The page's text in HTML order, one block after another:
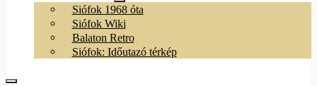
Siófok 1968 óta
Siófok Wiki
Balaton Retro
Siófok: Időutazó térkép